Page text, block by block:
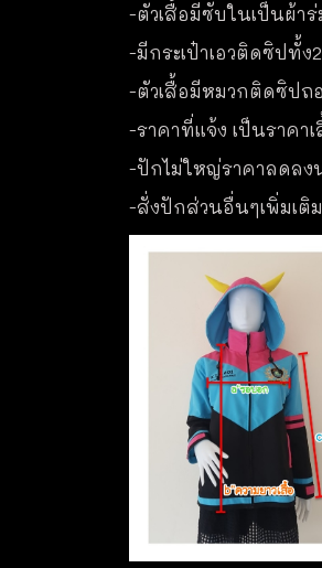
-ตัวเสื้อมีซับในเป็นผ้า
-มีกระเป๋าเอวติดซิปทั้ง
-ตัวเสื้อมีหมวกติดซิปถ
-ราคาที่แจ้ง เป็นราคา
-ปักไม่ใหญ่ราคาลดลง
-สั่งปักส่วนอื่นๆเพิ่มเติ